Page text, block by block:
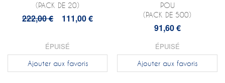
(PACK DE 20)
222,00 € 111,00 €
ÉPUISÉ
Ajouter aux favoris
POU
(PACK DE 500)
91,60 €
ÉPUISÉ
Ajouter aux favoris